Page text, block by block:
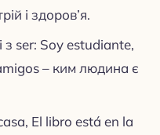
і здоров’я.
з ser: Soy estudiante,
– ким людина є
El libro está en la